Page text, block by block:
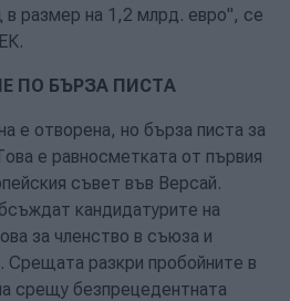
размер на 1,2 млрд. евро", се
ПО БЪРЗА ПИСТА
е отворена, но бърза писта за
е равносметката от първия
съвет във Версай.
кандидатурите на
за членство в съюза и
Срещата разкри пробойните в
срещу безпрецедентната